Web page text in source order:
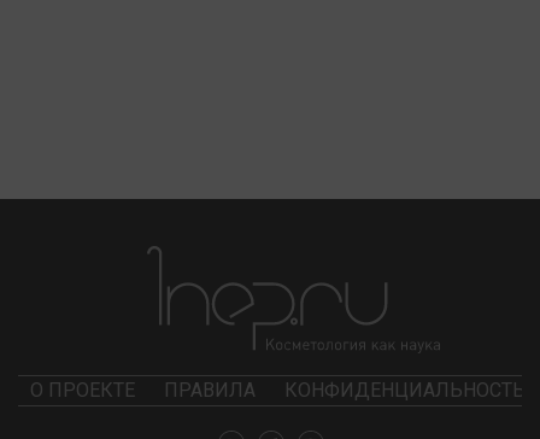
О ПРОЕКТЕ ПРАВИЛА КОНФИДЕНЦИАЛЬНОСТЬ